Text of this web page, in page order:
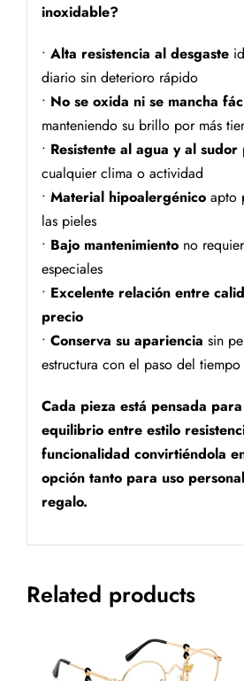
inoxidable?
• Alta resistencia al desgaste
diario sin deterioro rápido
• No se oxida ni se mancha
manteniendo su brillo por más
• Resistente al agua y al sudor
cualquier clima o actividad
• Material hipoalergénicoapto
las pieles
• Bajo mantenimientono
especiales
• Excelente relación entre
precio
• Conserva su apariencia sin
estructura con el paso del tiempo
Cada pieza está pensada
equilibrio entre estilo
funcionalidad convirtiéndola
opción tanto para uso
regalo.
Related products